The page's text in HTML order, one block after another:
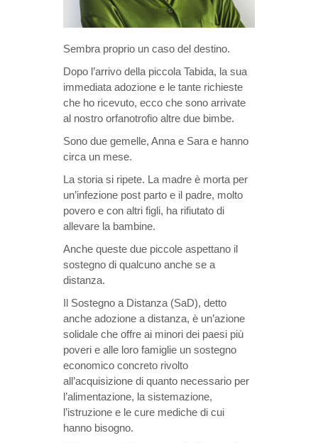
Sembra proprio un caso del destino.
Dopo l’arrivo della piccola Tabida, la sua
immediata adozione e le tante richieste
che ho ricevuto, ecco che sono arrivate
al nostro orfanotrofio altre due bimbe.
Sono due gemelle, Anna e Sara e hanno
circa un mese.
La storia si ripete. La madre è morta per
un’infezione post parto e il padre, molto
povero e con altri figli, ha rifiutato di
allevare la bambine.
Anche queste due piccole aspettano il
sostegno di qualcuno anche se a
distanza.
Il Sostegno a Distanza (SaD), detto
anche adozione a distanza, è un’azione
solidale che offre ai minori dei paesi più
poveri e alle loro famiglie un sostegno
economico concreto rivolto
all’acquisizione di quanto necessario per
l’alimentazione, la sistemazione,
l’istruzione e le cure mediche di cui
hanno bisogno.